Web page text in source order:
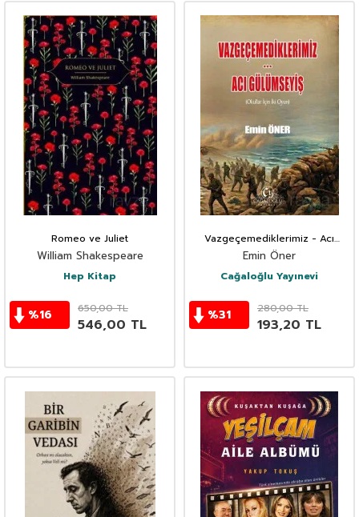
Romeo ve Juliet
William Shakespeare
Hep Kitap
%16 650,00TL
546,00 TL
Vazgeçemediklerimiz - Acı
Gülümseyiş
Emin Öner
Cağaloğlu Yayınevi
%31 280,00TL
193,20 TL